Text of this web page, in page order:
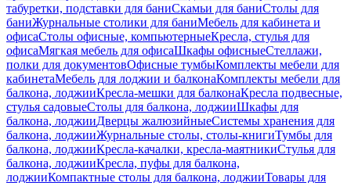
табуретки, подставки для баниСкамьи для баниСтолы для
баниЖурнальные столики для баниМебель для кабинета и
офисаСтолы офисные, компьютерныеКресла, стулья для
офисаМягкая мебель для офисаШкафы офисныеСтеллажи,
полки для документовОфисные тумбыКомплекты мебели для
кабинетаМебель для лоджии и балконаКомплекты мебели для
балкона, лоджииКресла-мешки для балконаКресла подвесные,
стулья садовыеСтолы для балкона, лоджииШкафы для
балкона, лоджииДверцы жалюзийныеСистемы хранения для
балкона, лоджииЖурнальные столы, столы-книгиТумбы для
балкона, лоджииКресла-качалки, кресла-маятникиСтулья для
балкона, лоджииКресла, пуфы для балкона,
лоджииКомпактные столы для балкона, лоджииТовары для